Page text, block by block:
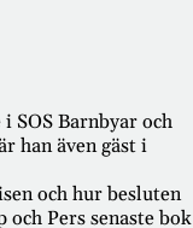
SOS Barnbyar och
han även gäst i
och hur besluten
Pers senaste bok